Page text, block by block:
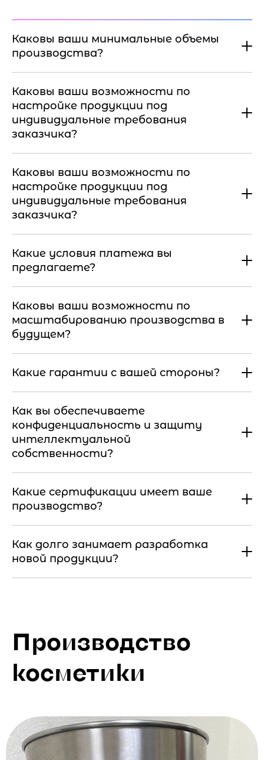
Каковы ваши минимальные объемы
производства?
Каковы ваши возможности по
настройке продукции под
индивидуальные требования
заказчика?
Каковы ваши возможности по
настройке продукции под
индивидуальные требования
заказчика?
Какие условия платежа вы
предлагаете?
Каковы ваши возможности по
масштабированию производства в
будущем?
Какие гарантии с вашей стороны?
Как вы обеспечиваете
конфиденциальность и защиту
интеллектуальной
собственности?
Какие сертификации имеет ваше
производство?
Как долго занимает разработка
новой продукции?
Производство
косметики